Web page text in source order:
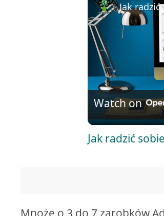
Jak
Watch on
Jak radzić
Mnożę o 3 do 7 zarobków